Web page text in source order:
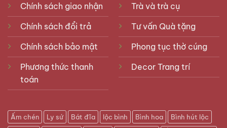
Chính sách giao nhận
Chính sách đổi trả
Chính sách bảo mật
Phương thức thanh
toán
Trà và trà cụ
Tư vấn Quà tặng
Phong tục thờ cúng
Decor Trang trí
Ấm chén Ly sứ Bát đĩa lộc bình Bình hoa
Bình hút lộc